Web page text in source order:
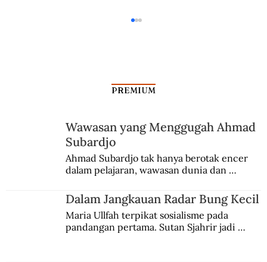
Prakarsa Indonesia atas Perang Korea
PREMIUM
Wawasan yang Menggugah Ahmad
Subardjo
Ahmad Subardjo tak hanya berotak encer
dalam pelajaran, wawasan dunia dan
Jules Verne, Multatuli, hingga Sun Yat-sen.
Dalam Jangkauan Radar Bung Kecil
Maria Ullfah terpikat sosialisme pada
pandangan pertama. Sutan Sjahrir jadi